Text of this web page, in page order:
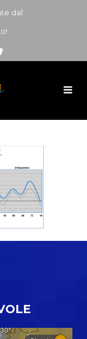
dal